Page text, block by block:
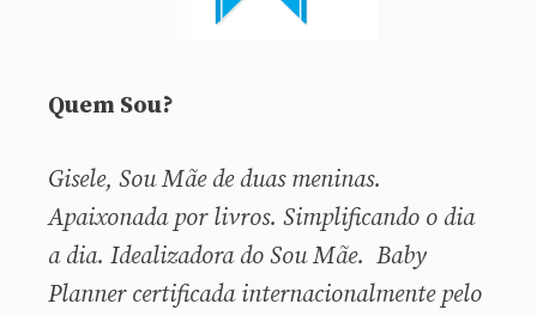
Quem Sou?
Gisele, Sou Mãe de duas meninas.
Apaixonada por livros. Simplificando o dia
a dia. Idealizadora do Sou Mãe. Baby
Planner certificada internacionalmente pelo